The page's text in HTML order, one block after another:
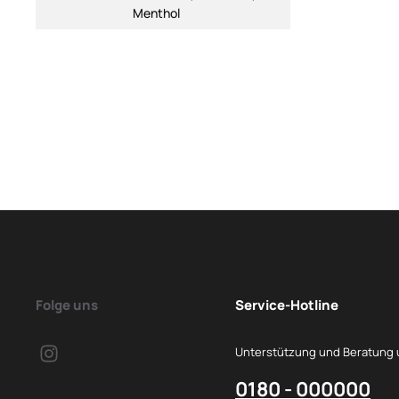
Menthol
Folge uns Service-Hotline
Unterstützung und Beratung
0180 - 000000